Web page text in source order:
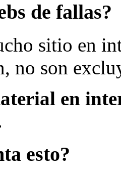
de fallas?
sitio en
no son
en
esto?